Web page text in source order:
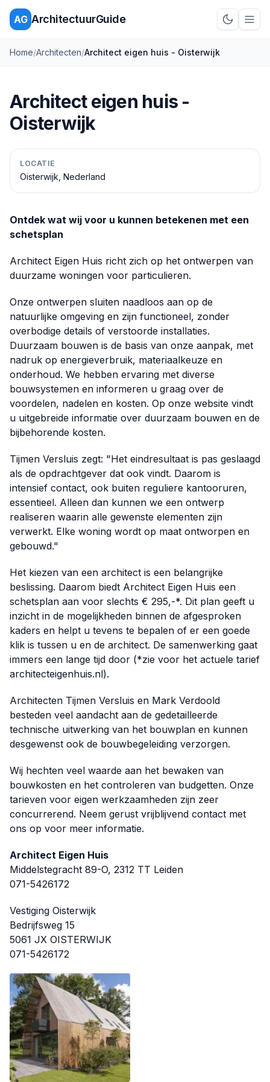
AG ArchitectuurGuide
Schakel
Home/Architecten/Architect eigen huis - Oisterwijk
Architect eigen huis -
Oisterwijk
LOCATIE
Oisterwijk, Nederland
Ontdek wat wij voor u kunnen betekenen met een
schetsplan
Architect Eigen Huis richt zich op het ontwerpen van
duurzame woningen voor particulieren.
Onze ontwerpen sluiten naadloos aan op de
natuurlijke omgeving en zijn functioneel, zonder
overbodige details of verstoorde installaties.
Duurzaam bouwen is de basis van onze aanpak, met
nadruk op energieverbruik, materiaalkeuze en
onderhoud. We hebben ervaring met diverse
bouwsystemen en informeren u graag over de
voordelen, nadelen en kosten. Op onze website vindt
u uitgebreide informatie over duurzaam bouwen en de
bijbehorende kosten.
Tijmen Versluis zegt: "Het eindresultaat is pas geslaagd
als de opdrachtgever dat ook vindt. Daarom is
intensief contact, ook buiten reguliere kantooruren,
essentieel. Alleen dan kunnen we een ontwerp
realiseren waarin alle gewenste elementen zijn
verwerkt. Elke woning wordt op maat ontworpen en
gebouwd."
Het kiezen van een architect is een belangrijke
beslissing. Daarom biedt Architect Eigen Huis een
schetsplan aan voor slechts € 295,-*. Dit plan geeft u
inzicht in de mogelijkheden binnen de afgesproken
kaders en helpt u tevens te bepalen of er een goede
klik is tussen u en de architect. De samenwerking gaat
immers een lange tijd door (*zie voor het actuele tarief
architecteigenhuis.nl).
Architecten Tijmen Versluis en Mark Verdoold
besteden veel aandacht aan de gedetailleerde
technische uitwerking van het bouwplan en kunnen
desgewenst ook de bouwbegeleiding verzorgen.
Wij hechten veel waarde aan het bewaken van
bouwkosten en het controleren van budgetten. Onze
tarieven voor eigen werkzaamheden zijn zeer
concurrerend. Neem gerust vrijblijvend contact met
ons op voor meer informatie.
Architect Eigen Huis
Middelstegracht 89-O, 2312 TT Leiden
071-5426172
Vestiging Oisterwijk
Bedrijfsweg 15
5061 JX OISTERWIJK
071-5426172